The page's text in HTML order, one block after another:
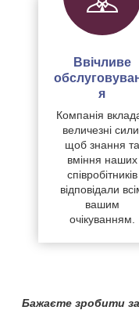
Ввічливе
я
Компанія
величезні сили,
щоб знання та
вміння наших
співробітників
відповідали
вашим
очікуванням.
Бажаєте зробити